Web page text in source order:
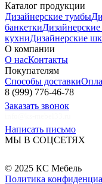
Каталог продукции
Дизайнерские тумбы
банкетки
кухниДизайнерские
О компании
О насКонтакты
Покупателям
Способы доставки
8 (999) 776-46-78
Заказать звонок
Написать письмо
МЫ В СОЦСЕТЯХ
© 2025 КС Мебель
Политика